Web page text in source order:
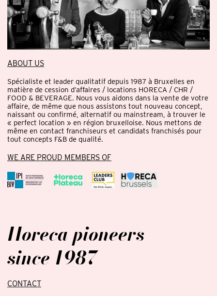
ABOUT US
Spécialiste et leader qualitatif depuis 1987 à Bruxelles en
matière de cession d’affaires / locations HORECA / CHR /
FOOD & BEVERAGE. Nous vous aidons dans la vente de votre
affaire, de même que nous assistons tout nouveau concept,
naissant ou confirmé, alternatif ou mainstream, à trouver le
« perfect location » en région bruxelloise. Nous mettons de
même en contact franchiseurs et candidats franchisés pour
tout concepts F&B de qualité.
WE ARE PROUD MEMBERS OF
Horeca pioneers
since 1987
CONTACT